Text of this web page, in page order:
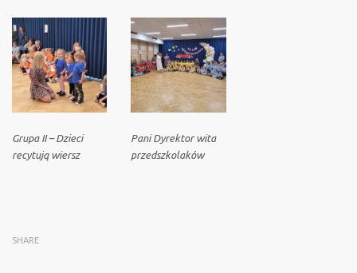
Grupa II – Dzieci
recytują wiersz
Pani Dyrektor wita
przedszkolaków
SHARE